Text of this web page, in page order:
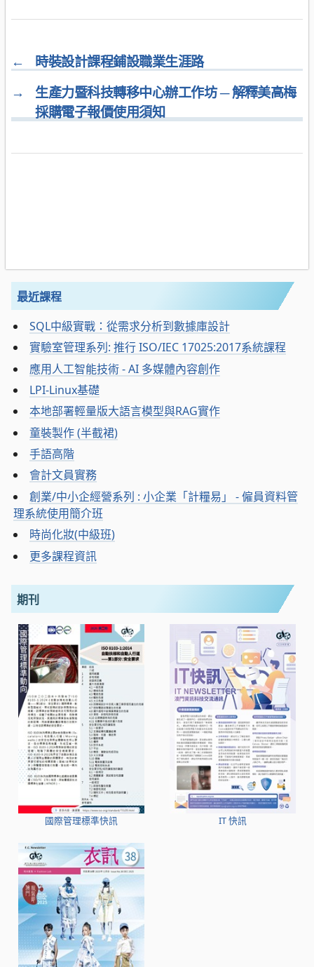
←
時裝設計課程鋪設職業生涯路
→
生產力暨科技轉移中心辦工作坊 ─ 解釋美高梅
採購電子報價使用須知
最近課程
SQL中級實戰：從需求分析到數據庫設計
實驗室管理系列: 推行 ISO/IEC 17025:2017系統課程
應用人工智能技術 - AI 多媒體內容創作
LPI-Linux基礎
本地部署輕量版大語言模型與RAG實作
童裝製作 (半截裙)
手語高階
會計文員實務
創業/中小企經營系列 : 小企業「計糧易」 - 僱員資料管
理系統使用簡介班
時尚化妝(中級班)
更多課程資訊
期刊
國際管理標準快訊 IT 快訊